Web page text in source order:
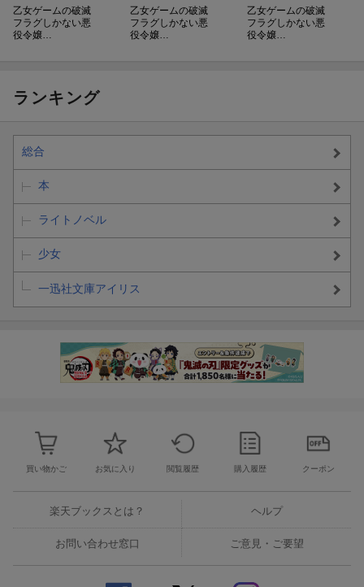
乙女ゲームの破滅
フラグしかない悪
役令嬢…
乙女ゲームの破滅
フラグしかない悪
役令嬢…
乙女ゲームの破滅
フラグしかない悪
役令嬢…
ランキング
総合
本
ライトノベル
少女
一迅社文庫アイリス
買い物かご お気に入り 閲覧履歴 購入履歴 クーポン
楽天ブックスとは？ ヘルプ
お問い合わせ窓口 ご意見・ご要望